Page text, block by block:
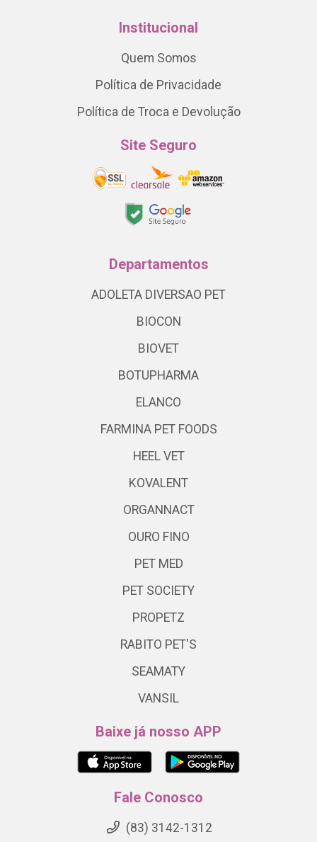
Institucional
Quem Somos
Política de Privacidade
Política de Troca e Devolução
Site Seguro
Departamentos
ADOLETA DIVERSAO PET
BIOCON
BIOVET
BOTUPHARMA
ELANCO
FARMINA PET FOODS
HEEL VET
KOVALENT
ORGANNACT
OURO FINO
PET MED
PET SOCIETY
PROPETZ
RABITO PET'S
SEAMATY
VANSIL
Baixe já nosso APP
Fale Conosco
(83) 3142-1312